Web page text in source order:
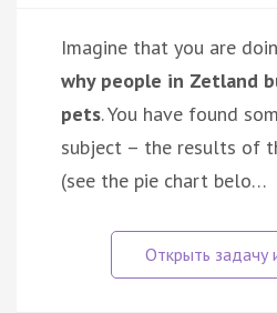
Imagine that you are
why people in Zetland
pets. You have found
subject – the results of
(see the pie chart belo…